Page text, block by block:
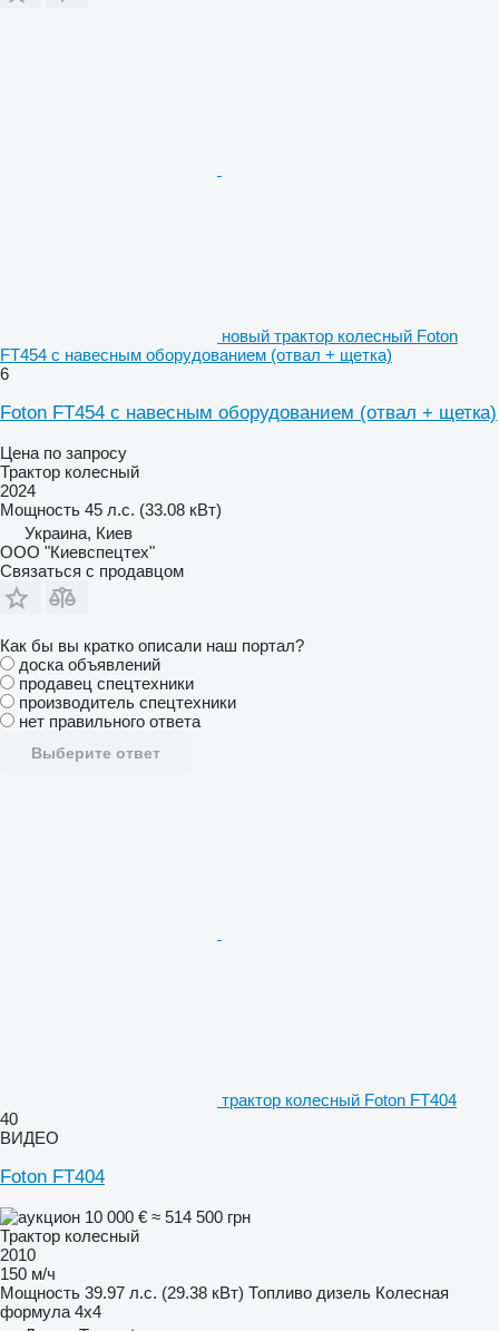
новый трактор колесный Foton
FT454 с навесным оборудованием (отвал + щетка)
6
Foton FT454 с навесным оборудованием (отвал + щетка)
Цена по запросу
Трактор колесный
2024
Мощность 45 л.с. (33.08 кВт)
Украина, Киев
ООО "Киевспецтех"
Связаться с продавцом
Как бы вы кратко описали наш портал?
доска объявлений
продавец спецтехники
производитель спецтехники
нет правильного ответа
Выберите ответ
трактор колесный Foton FT404
40
ВИДЕО
Foton FT404
10 000 € ≈ 514 500 грн
Трактор колесный
2010
150 м/ч
Мощность 39.97 л.с. (29.38 кВт) Топливо дизель Колесная
формула 4x4